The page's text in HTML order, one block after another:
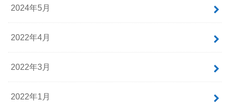
2024年5月
2022年4月
2022年3月
2022年1月